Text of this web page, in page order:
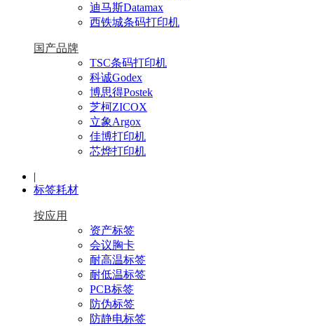
迪马斯Datamax
西铁城条码打印机
国产品牌
TSC条码打印机
科诚Godex
博思得Postek
芝柯ZICOX
立象Argox
佳博打印机
芯烨打印机
|
标签耗材
按应用
资产标签
会议胸卡
耐高温标签
耐低温标签
PCB标签
防伪标签
防静电标签